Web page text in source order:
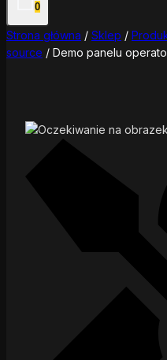
0
Strona główna / Sklep /
source / Demo panelu